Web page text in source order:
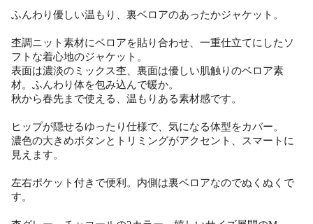
ふんわり優しい温もり、裏ベロアのあったかジャケット。
杢調ニット素材にベロアを貼り合わせ、一重仕立てにしたソ
フトな着心地のジャケット。
表面は濃淡のミックス杢、裏面は優しい肌触りのベロア素
材。ふんわり体を包み込んで暖か。
秋から春先まで使える、温もりある素材感です。
ヒップが隠せるゆったり仕様で、気になる体型をカバー。
濃色の大きめボタンとトリミングがアクセント、スマートに
見えます。
左右ポケット付きで便利。内側は裏ベロアなのでぬくぬくで
す。